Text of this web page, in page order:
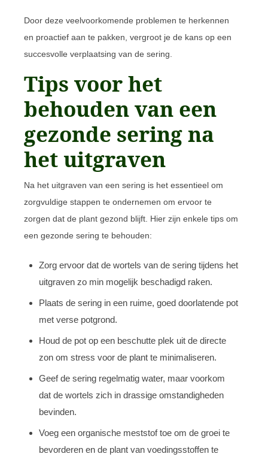
Door deze veelvoorkomende problemen te herkennen
en proactief aan te pakken, vergroot je de kans op een
succesvolle verplaatsing van de sering.
Tips voor het
behouden van een
gezonde sering na
het uitgraven
Na het uitgraven van een sering is het essentieel om
zorgvuldige stappen te ondernemen om ervoor te
zorgen dat de plant gezond blijft. Hier zijn enkele tips om
een gezonde sering te behouden:
Zorg ervoor dat de wortels van de sering tijdens het
uitgraven zo min mogelijk beschadigd raken.
Plaats de sering in een ruime, goed doorlatende pot
met verse potgrond.
Houd de pot op een beschutte plek uit de directe
zon om stress voor de plant te minimaliseren.
Geef de sering regelmatig water, maar voorkom
dat de wortels zich in drassige omstandigheden
bevinden.
Voeg een organische meststof toe om de groei te
bevorderen en de plant van voedingsstoffen te